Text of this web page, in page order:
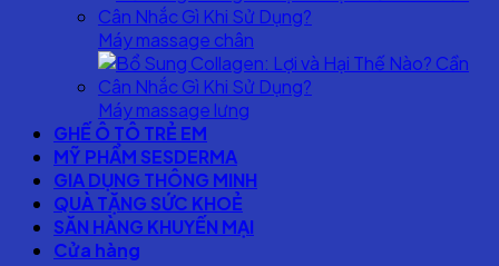
Máy massage chân
Máy massage lưng
GHẾ Ô TÔ TRẺ EM
MỸ PHẨM SESDERMA
GIA DỤNG THÔNG MINH
QUÀ TẶNG SỨC KHOẺ
SĂN HÀNG KHUYẾN MẠI
Cửa hàng